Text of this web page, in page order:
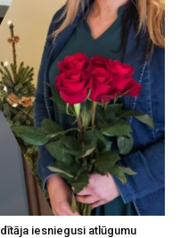
iesniegusi atlūgumu